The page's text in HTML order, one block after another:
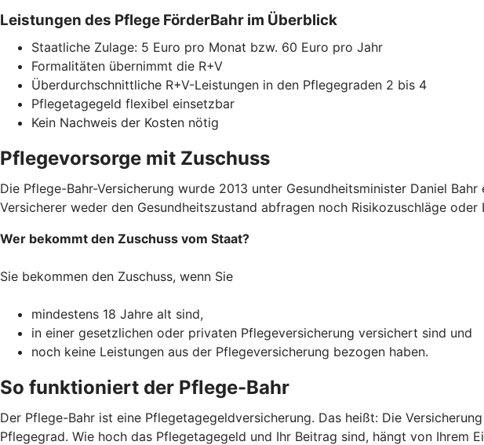
Leistungen des Pflege FörderBahr im Überblick
Staatliche Zulage: 5 Euro pro Monat bzw. 60 Euro pro Jahr
Formalitäten übernimmt die R+V
Überdurchschnittliche R+V-Leistungen in den Pflegegraden 2 bis 4
Pflegetagegeld flexibel einsetzbar
Kein Nachweis der Kosten nötig
Pflegevorsorge mit Zuschuss
Die Pflege-Bahr-Versicherung wurde 2013 unter Gesundheitsminister Daniel
Versicherer weder den Gesundheitszustand abfragen noch Risikozuschläge oder
Wer bekommt den Zuschuss vom Staat?
Sie bekommen den Zuschuss, wenn Sie
mindestens 18 Jahre alt sind,
in einer gesetzlichen oder privaten Pflegeversicherung versichert sind und
noch keine Leistungen aus der Pflegeversicherung bezogen haben.
So funktioniert der Pflege-Bahr
Der Pflege-Bahr ist eine Pflegetagegeldversicherung. Das heißt: Die
Pflegegrad. Wie hoch das Pflegetagegeld und Ihr Beitrag sind, hängt von Ihrem